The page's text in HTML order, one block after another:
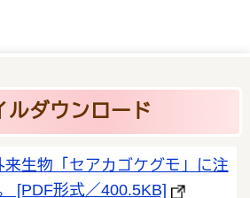
ルダウンロード
生物「セアカゴケグモ」に注
[PDF形式／400.5KB]